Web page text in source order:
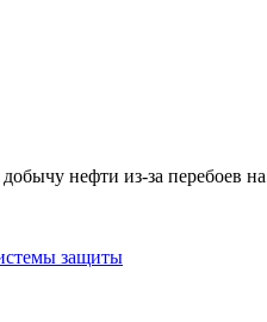
нефти из-за перебоев
защиты